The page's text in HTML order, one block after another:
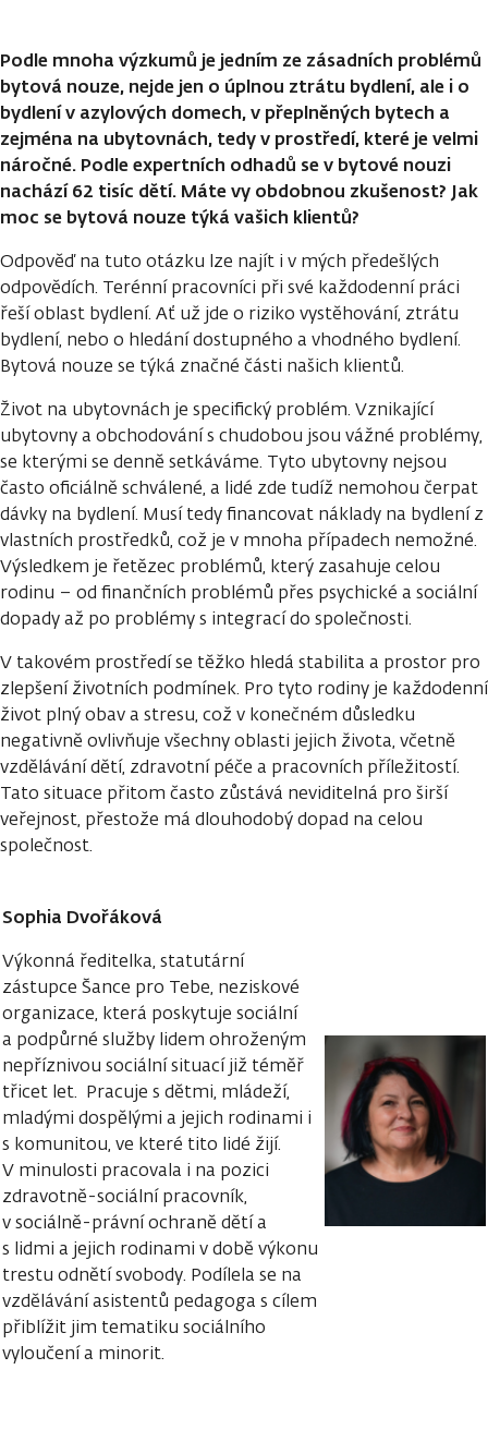
Podle mnoha výzkumů je jedním ze zásadních problémů
bytová nouze, nejde jen o úplnou ztrátu bydlení, ale i o
bydlení v azylových domech, v přeplněných bytech a
zejména na ubytovnách, tedy v prostředí, které je velmi
náročné. Podle expertních odhadů se v bytové nouzi
nachází 62 tisíc dětí. Máte vy obdobnou zkušenost? Jak
moc se bytová nouze týká vašich klientů?
Odpověď na tuto otázku lze najít i v mých předešlých
odpovědích. Terénní pracovníci při své každodenní práci
řeší oblast bydlení. Ať už jde o riziko vystěhování, ztrátu
bydlení, nebo o hledání dostupného a vhodného bydlení.
Bytová nouze se týká značné části našich klientů.
Život na ubytovnách je specifický problém. Vznikající
ubytovny a obchodování s chudobou jsou vážné problémy,
se kterými se denně setkáváme. Tyto ubytovny nejsou
často oficiálně schválené, a lidé zde tudíž nemohou čerpat
dávky na bydlení. Musí tedy financovat náklady na bydlení z
vlastních prostředků, což je v mnoha případech nemožné.
Výsledkem je řetězec problémů, který zasahuje celou
rodinu – od finančních problémů přes psychické a sociální
dopady až po problémy s integrací do společnosti.
V takovém prostředí se těžko hledá stabilita a prostor pro
zlepšení životních podmínek. Pro tyto rodiny je každodenní
život plný obav a stresu, což v konečném důsledku
negativně ovlivňuje všechny oblasti jejich života, včetně
vzdělávání dětí, zdravotní péče a pracovních příležitostí.
Tato situace přitom často zůstává neviditelná pro širší
veřejnost, přestože má dlouhodobý dopad na celou
společnost.
Sophia Dvořáková
Výkonná ředitelka, statutární
zástupce Šance pro Tebe, neziskové
organizace, která poskytuje sociální
a podpůrné služby lidem ohroženým
nepříznivou sociální situací již téměř
třicet let. Pracuje s dětmi, mládeží,
mladými dospělými a jejich rodinami i
s komunitou, ve které tito lidé žijí.
V minulosti pracovala i na pozici
zdravotně-sociální pracovník,
v sociálně-právní ochraně dětí a
s lidmi a jejich rodinami v době výkonu
trestu odnětí svobody. Podílela se na
vzdělávání asistentů pedagoga s cílem
přiblížit jim tematiku sociálního
vyloučení a minorit.